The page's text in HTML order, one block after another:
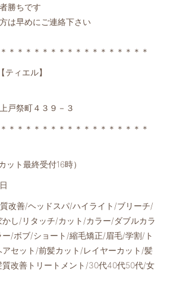
勝ちです
は早めにご連絡下さい️
＊＊＊＊＊＊＊＊＊＊＊＊＊＊＊＊＊
ィエル】
戸祭町４３９－３
＊＊＊＊＊＊＊＊＊＊＊＊＊＊＊＊＊
ット最終受付16時）
改善/ヘッドスパ/ハイライト/ブリーチ/
し/リタッチ/カット/カラー/ダブルカラ
ー/ボブ/ショート/縮毛矯正/眉毛/学割/ト
アセット/前髪カット/レイヤーカット/髪
質改善トリートメント/30代40代50代/女